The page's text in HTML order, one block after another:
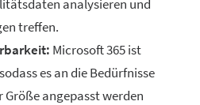
analysieren und
treffen.
Microsoft 365 ist
es an die Bedürfnisse
angepasst werden